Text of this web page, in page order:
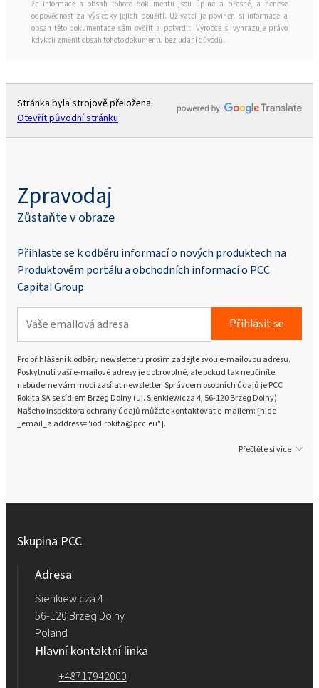
že informace a obsah tohoto dokumentu jsou úplné a přesné, a nenese
odpovědnost za výsledky jejich použití. Uživatel je povinen si informace a
obsah této dokumentace sám ověřit a potvrdit. Výrobce si vyhrazuje právo
kdykoli změnit obsah tohoto dokumentu bez udání důvodů.
Stránka byla strojově přeložena.
Otevřít původní stránku
Zpravodaj
Zůstaňte v obraze
Přihlaste se k odběru informací o nových produktech na
Produktovém portálu a obchodních informací o PCC
Capital Group
Přihlásit se
Pro přihlášení k odběru newsletteru prosím zadejte svou e-mailovou adresu.
Poskytnutí vaší e-mailové adresy je dobrovolné, ale pokud tak neučiníte,
nebudeme vám moci zasílat newsletter. Správcem osobních údajů je PCC
Rokita SA se sídlem Brzeg Dolny (ul. Sienkiewicza 4, 56-120 Brzeg Dolny).
Našeho inspektora ochrany údajů můžete kontaktovat e-mailem: [hide
_email_a address="iod.rokita@pcc.eu"].
Přečtěte si více
Skupina PCC
Adresa
Sienkiewicza 4
56-120 Brzeg Dolny
Poland
Hlavní kontaktní linka
+48717942000